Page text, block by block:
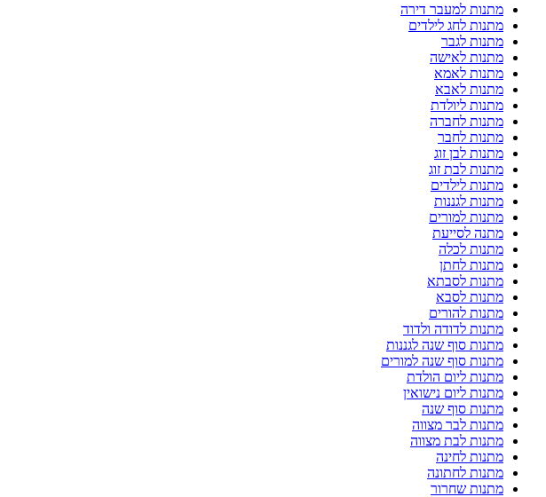
מתנות למעבר דירה
מתנות לחג לילדים
מתנות לגבר
מתנות לאישה
מתנות לאמא
מתנות לאבא
מתנות ליולדת
מתנות לחברה
מתנות לחבר
מתנות לבן זוג
מתנות לבת זוג
מתנות לילדים
מתנות לגננות
מתנות למורים
מתנה לסייעת
מתנות לכלה
מתנות לחתן
מתנות לסבתא
מתנות לסבא
מתנות להורים
מתנות לדודה ולדוד
מתנות סוף שנה לגננות
מתנות סוף שנה למורים
מתנות ליום הולדת
מתנות ליום נישואין
מתנות סוף שנה
מתנות לבר מצווה
מתנות לבת מצווה
מתנות לחינה
מתנות לחתונה
מתנות שחרור